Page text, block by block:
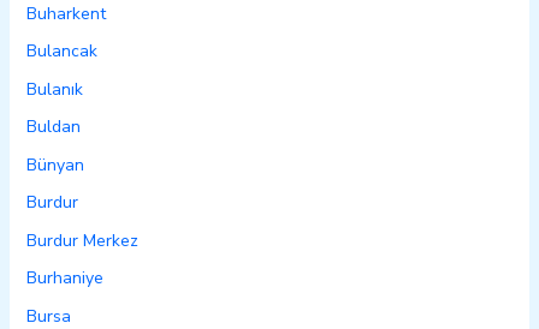
Buharkent
Bulancak
Bulanık
Buldan
Bünyan
Burdur
Burdur Merkez
Burhaniye
Bursa